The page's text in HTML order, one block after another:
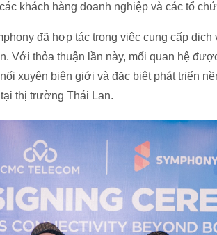
khách hàng doanh nghiệp và các tổ
đã hợp tác trong việc cung cấp dịch
Với thỏa thuận lần này, mối quan hệ
xuyên biên giới và đặc biệt phát triển
thị trường Thái Lan.